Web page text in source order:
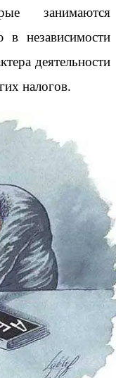
занимаются
в независимости
деятельности
налогов.